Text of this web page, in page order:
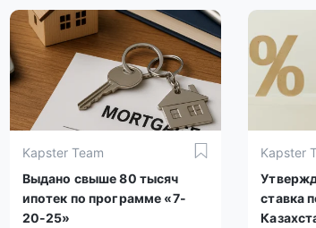
могут
Kapster Team
Выдано свыше 80 тысяч
ипотек по программе «7-
20-25»
Kapster
ставка